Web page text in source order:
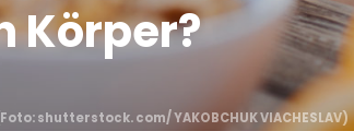
Körper?
Foto: shutterstock. com/ YAKOBCHUK VIACHESLAV)